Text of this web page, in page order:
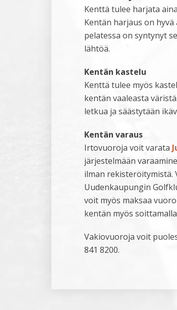
Kenttä tulee harjata
Kentän harjaus on
pelatessa on syntynyt
lähtöä.
Kentän kastelu
Kenttä tulee myös
kentän vaaleasta
letkua ja säästytään
Kentän varaus
Irtovuoroja voit varata
järjestelmään
ilman rekisteröitymistä.
Uudenkaupungin
voit myös maksaa
kentän myös
Vakiovuoroja voit
841 8200.